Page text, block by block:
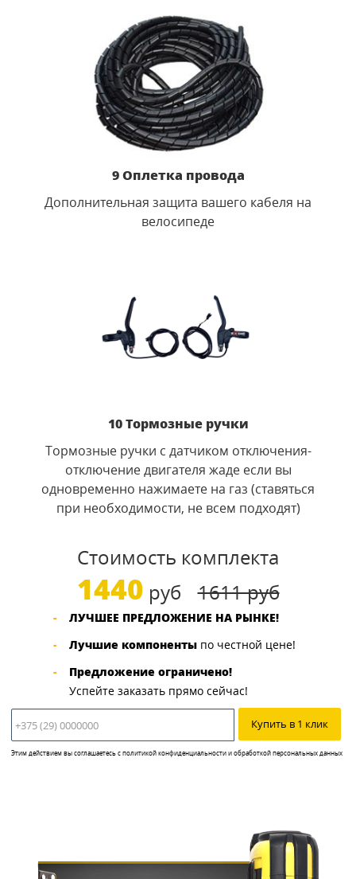
9 Оплетка провода
Дополнительная защита вашего кабеля на
велосипеде
10 Тормозные ручки
Тормозные ручки с датчиком отключения-
отключение двигателя жаде если вы
одновременно нажимаете на газ (ставяться
при необходимости, не всем подходят)
Стоимость комплекта
1440 руб 1611 руб
ЛУЧШЕЕ ПРЕДЛОЖЕНИЕ НА РЫНКЕ!
Лучшие компоненты по честной цене!
Предложение ограничено!
Успейте заказать прямо сейчас!
Купить в 1 клик
Этим действием вы соглашаетесь сполитикой конфиденциальности и обработкой персональных данных